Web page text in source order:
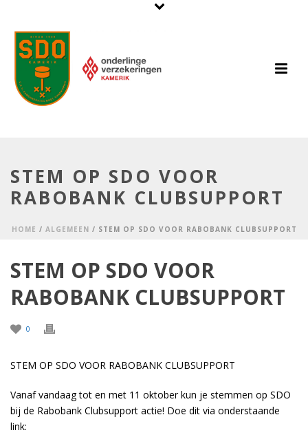
STEM OP SDO VOOR
RABOBANK CLUBSUPPORT
HOME / ALGEMEEN / STEM OP SDO VOOR RABOBANK CLUBSUPPORT
STEM OP SDO VOOR
RABOBANK CLUBSUPPORT
0
STEM OP SDO VOOR RABOBANK CLUBSUPPORT
Vanaf vandaag tot en met 11 oktober kun je stemmen op SDO
bij de Rabobank Clubsupport actie! Doe dit via onderstaande
link: